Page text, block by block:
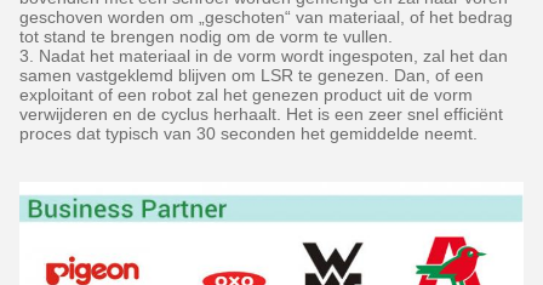
geschoven worden om „geschoten“ van materiaal, of het bedrag
tot stand te brengen nodig om de vorm te vullen.
3. Nadat het materiaal in de vorm wordt ingespoten, zal het dan
samen vastgeklemd blijven om LSR te genezen. Dan, of een
exploitant of een robot zal het genezen product uit de vorm
verwijderen en de cyclus herhaalt. Het is een zeer snel efficiënt
proces dat typisch van 30 seconden het gemiddelde neemt.